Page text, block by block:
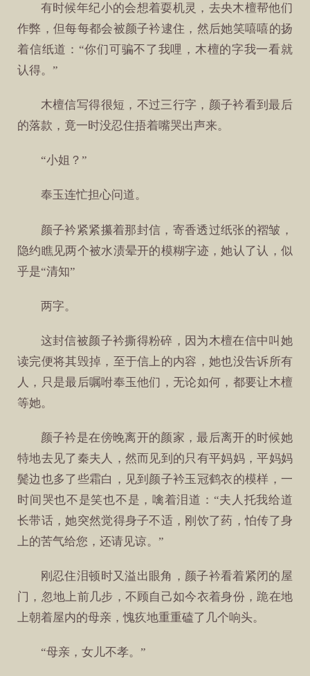
有时候年纪小的会想着耍机灵，去央木檀帮他们
作弊，但每每都会被颜子衿逮住，然后她笑嘻嘻的扬
着信纸道：“你们可骗不了我哩，木檀的字我一看就
认得。”
木檀信写得很短，不过三行字，颜子衿看到最后
的落款，竟一时没忍住捂着嘴哭出声来。
“小姐？”
奉玉连忙担心问道。
颜子衿紧紧攥着那封信，寄香透过纸张的褶皱，
隐约瞧见两个被水渍晕开的模糊字迹，她认了认，似
乎是“清知”
两字。
这封信被颜子衿撕得粉碎，因为木檀在信中叫她
读完便将其毁掉，至于信上的内容，她也没告诉所有
人，只是最后嘱咐奉玉他们，无论如何，都要让木檀
等她。
颜子衿是在傍晚离开的颜家，最后离开的时候她
特地去见了秦夫人，然而见到的只有平妈妈，平妈妈
鬓边也多了些霜白，见到颜子衿玉冠鹤衣的模样，一
时间哭也不是笑也不是，噙着泪道：“夫人托我给道
长带话，她突然觉得身子不适，刚饮了药，怕传了身
上的苦气给您，还请见谅。”
刚忍住泪顿时又溢出眼角，颜子衿看着紧闭的屋
门，忽地上前几步，不顾自己如今衣着身份，跪在地
上朝着屋内的母亲，愧疚地重重磕了几个响头。
“母亲，女儿不孝。”